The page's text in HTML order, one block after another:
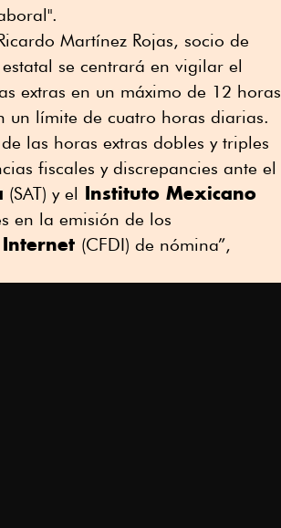
Martínez Rojas, socio de
se centrará en vigilar el
extras en un máximo de 12 horas
un límite de cuatro horas diarias.
las horas extras dobles y triples
fiscales y discrepancies ante el
(SAT) y el Instituto Mexicano
en la emisión de los
(CFDI) de nómina”,